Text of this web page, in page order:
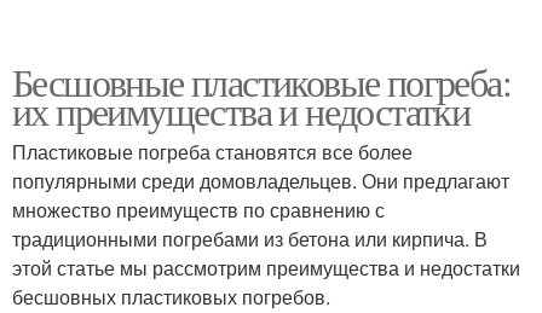
Бесшовные пластиковые погреба:
их преимущества и недостатки
Пластиковые погреба становятся все более
популярными среди домовладельцев. Они предлагают
множество преимуществ по сравнению с
традиционными погребами из бетона или кирпича. В
этой статье мы рассмотрим преимущества и недостатки
бесшовных пластиковых погребов.